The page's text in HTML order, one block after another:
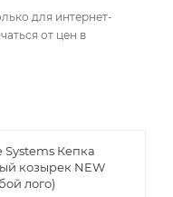
для интернет-
от цен в
Systems Кепка
козырек NEW
лого)